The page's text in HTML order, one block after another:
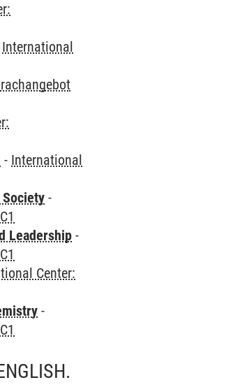
International
- International
-
Leadership -
Center:
-